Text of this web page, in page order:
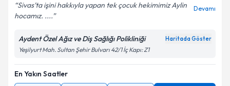
Sivas’ta işini hakkıyla yapan tek çocuk hekimimiz Aylin
hocamız. ....
Devamı
Aydent Özel Ağız ve Diş Sağlığı Polikliniği Haritada Göster
Yeşilyurt Mah. Sultan Şehir Bulvarı 42/1 İç Kapı: Z1
En Yakın Saatler